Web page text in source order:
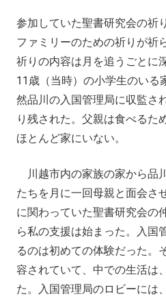
参加していた聖書研究会の祈
ファミリーのための祈りが祈
祈りの内容は月を追うごとに
11歳（当時）の小学生のいる
然品川の入国管理局に収監さ
り残された。父親は食べるた
ほとんど家にいない。
川越市内の家族の家から品
たちを月に一回母親と面会さ
に関わっていた聖書研究会の
ら私の支援は始まった。入国
るのは初めての体験だった。
容されていて、中での生活は
た。入国管理局のロビーには